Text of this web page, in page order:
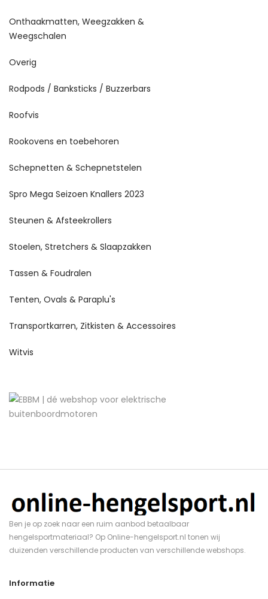
Onthaakmatten, Weegzakken &
Weegschalen
Overig
Rodpods / Banksticks / Buzzerbars
Roofvis
Rookovens en toebehoren
Schepnetten & Schepnetstelen
Spro Mega Seizoen Knallers 2023
Steunen & Afsteekrollers
Stoelen, Stretchers & Slaapzakken
Tassen & Foudralen
Tenten, Ovals & Paraplu's
Transportkarren, Zitkisten & Accessoires
Witvis
Ben je op zoek naar een ruim aanbod betaalbaar
hengelsportmateriaal? Op Online-hengelsport.nl tonen wij
duizenden verschillende producten van verschillende webshops.
Informatie